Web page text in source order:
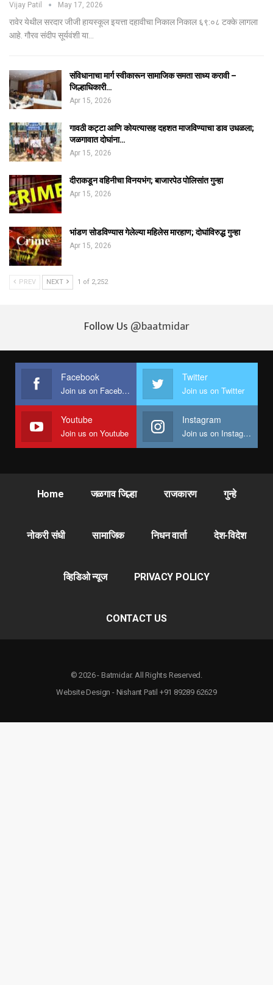
Vijay Patil May 17, 2026
रावेर येथील सरदार जीजी हायस्कूल इयत्ता दहावीचा निकाल निकाल ६९:०८ टक्के लागला
आहे. गौरव संदीप सूर्यवंशी या…
संविधानाचा मार्ग स्वीकारून सामाजिक समता साध्य करावी –
जिल्हाधिकारी…
Apr 15, 2026
गावठी कट्टा आणि कोयत्यासह दहशत माजविण्याचा डाव उधळला;
जळगावात दोघांना…
Apr 15, 2026
दीराकडून वहिनीचा विनयभंग; बाजारपेठ पोलिसांत गुन्हा
Apr 15, 2026
भांडण सोडविण्यास गेलेल्या महिलेस मारहाण; दोघांविरुद्ध गुन्हा
Apr 15, 2026
PREV NEXT 1 of 2,252
Follow Us @baatmidar
Facebook
Join us on Facebook
Twitter
Join us on Twitter
Youtube
Join us on Youtube
Instagram
Join us on Instagram
Home जळगाव जिल्हा राजकारण गुन्हे
नोकरी संधी सामाजिक निधन वार्ता देश-विदेश
व्हिडिओ न्यूज PRIVACY POLICY
CONTACT US
© 2026 - Batmidar. All Rights Reserved.
Website Design - Nishant Patil +91 89289 62629